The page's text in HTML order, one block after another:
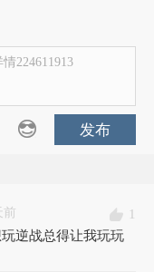
224611913
发布
前
1
逆战总得让我玩玩